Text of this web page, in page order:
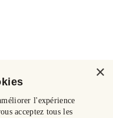
×
l'expérience
acceptez tous les